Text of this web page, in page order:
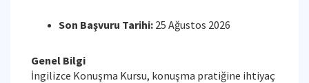
Son Başvuru Tarihi: 25 Ağustos 2026
Genel Bilgi
İngilizce Konuşma Kursu, konuşma pratiğine ihtiyaç